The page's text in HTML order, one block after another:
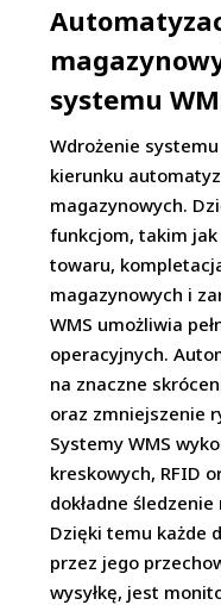
systemu
Wdrożenie
kierunku
magazynowych.
funkcjom, takim
towaru,
magazynowych i
WMS umożliwia
operacyjnych.
na znaczne
oraz zmniejszenie
Systemy WMS
kreskowych, RFID
dokładne
Dzięki temu każde
przez jego
wysyłkę, jest